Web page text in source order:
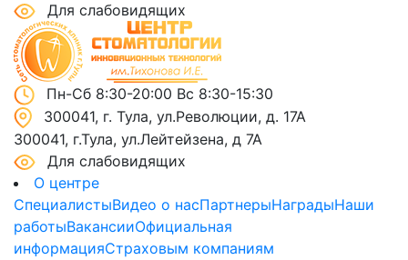
Для слабовидящих
Пн-Сб 8:30-20:00 Вс 8:30-15:30
300041, г. Тула, ул.Революции, д. 17А
300041, г.Тула, ул.Лейтейзена, д 7А
Для слабовидящих
О центре
СпециалистыВидео о насПартнерыНаградыНаши
работыВакансииОфициальная
информацияСтраховым компаниям